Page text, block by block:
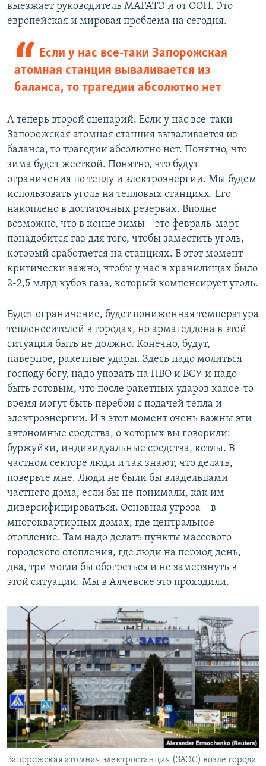
выезжает руководитель МАГАТЭ и от ООН. Это
европейская и мировая проблема на сегодня.
Если у нас все-таки Запорожская
атомная станция вываливается из
баланса, то трагедии абсолютно нет
А теперь второй сценарий. Если у нас все-таки
Запорожская атомная станция вываливается из
баланса, то трагедии абсолютно нет. Понятно, что
зима будет жесткой. Понятно, что будут
ограничения по теплу и электроэнергии. Мы будем
использовать уголь на тепловых станциях. Его
накоплено в достаточных резервах. Вполне
возможно, что в конце зимы – это февраль-март –
понадобится газ для того, чтобы заместить уголь,
который сработается на станциях. В этот момент
критически важно, чтобы у нас в хранилищах было
2-2,5 млрд кубов газа, который компенсирует уголь.
Будет ограничение, будет пониженная температура
теплоносителей в городах, но армагеддона в этой
ситуации быть не должно. Конечно, будут,
наверное, ракетные удары. Здесь надо молиться
господу богу, надо уповать на ПВО и ВСУ и надо
быть готовым, что после ракетных ударов какое-то
время могут быть перебои с подачей тепла и
электроэнергии. И в этот момент очень важны эти
автономные средства, о которых вы говорили:
буржуйки, индивидуальные средства, котлы. В
частном секторе люди и так знают, что делать,
поверьте мне. Люди не были бы владельцами
частного дома, если бы не понимали, как им
диверсифицироваться. Основная угроза – в
многоквартирных домах, где центральное
отопление. Там надо делать пункты массового
городского отопления, где люди на период день,
два, три могли бы обогреться и не замерзнуть в
этой ситуации. Мы в Алчевске это проходили.
Запорожская атомная электростанция (ЗАЭС) возле города